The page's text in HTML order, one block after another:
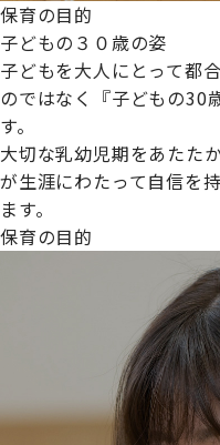
プライムスターほいくえ
続けられる環境づくりに
【えるぼし認定(☆☆)】
保育の目的
子どもの３０歳の姿
子どもを大人にとって都
のではなく『子どもの30
す。
大切な乳幼児期をあたた
が生涯にわたって自信を
ます。
保育の目的